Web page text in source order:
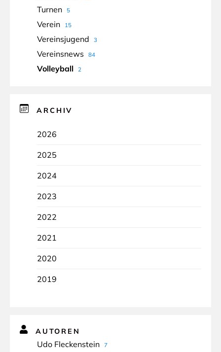
Turnen 5
Verein 15
Vereinsjugend 3
Vereinsnews 84
Volleyball 2
ARCHIV
2026
2025
2024
2023
2022
2021
2020
2019
AUTOREN
Udo Fleckenstein 7